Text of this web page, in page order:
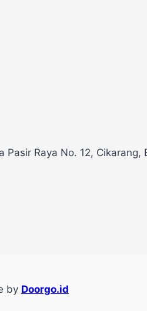
Pasir Raya No. 12,
by Doorgo.id